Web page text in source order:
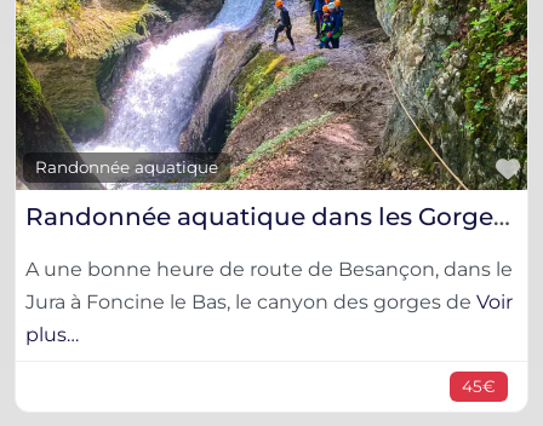
Randonnée aquatique
Randonnée aquatique dans les Gorges de Malvaux
A une bonne heure de route de Besançon, dans le
Jura à Foncine le Bas, le canyon des gorges de Voir
plus…
45€